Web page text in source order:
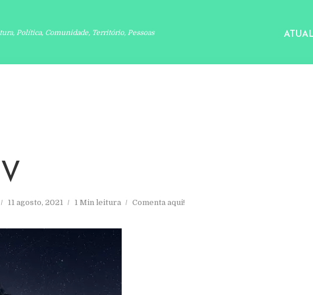
Política, Comunidade, Território, Pessoas
11 agosto, 2021 1 Min leitura Comenta aqui!